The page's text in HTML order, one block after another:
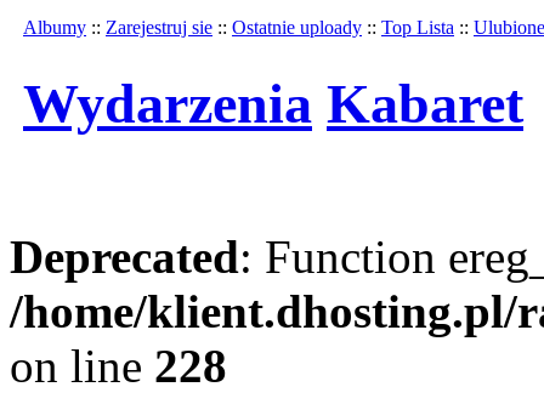
Albumy :: Zarejestruj sie :: Ostatnie uploady :: Top Lista :: Ulubione
Wydarzenia Kabaret
Deprecated: Function
/home/klient.dhosting.pl/
on line 228